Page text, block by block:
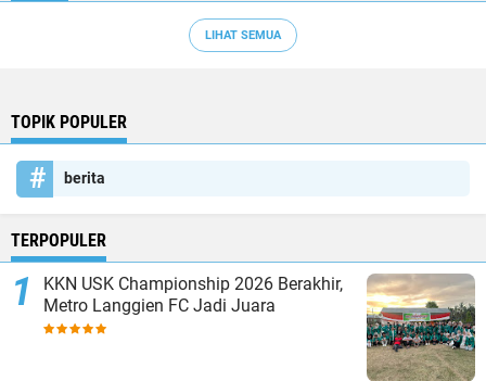
LIHAT SEMUA
TOPIK POPULER
berita
TERPOPULER
KKN USK Championship 2026 Berakhir,
Metro Langgien FC Jadi Juara